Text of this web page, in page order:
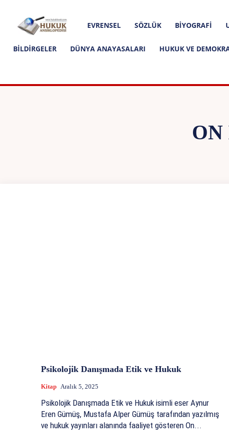
Hukuk
Ansiklopedisi
EVRENSEL SÖZLÜK BIYOGRAFI
BILDIRGELER DÜNYA ANAYASALARI HUKUK VE
Psikolojik Danışmada Etik ve Hukuk
Kitap Aralık 5, 2025
Psikolojik Danışmada Etik ve Hukuk isimli eser Aynur
Eren Gümüş, Mustafa Alper Gümüş tarafından yazılmış
ve hukuk yayınları alanında faaliyet gösteren On...